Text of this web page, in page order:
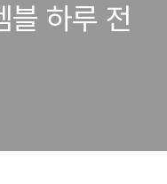
블 하루 전